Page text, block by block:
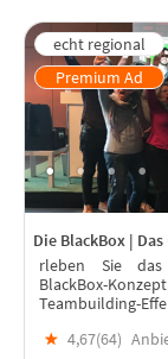
Die BlackBox |
rleben Sie das
BlackBox-
vor Ort. für 10 bis
★ 4,67(64)